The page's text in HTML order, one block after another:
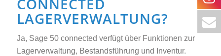
CONNECTED
LAGERVERWALTUNG?
Ja, Sage 50 connected verfügt über Funktionen zur
Lagerverwaltung, Bestandsführung und Inventur.